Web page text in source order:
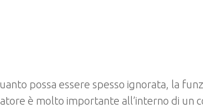
possa essere spesso ignorata, la
è molto importante all’interno di un